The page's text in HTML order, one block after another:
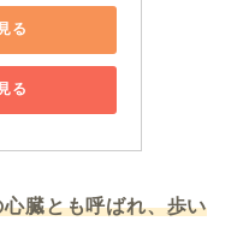
る
る
臓とも呼ばれ、歩い